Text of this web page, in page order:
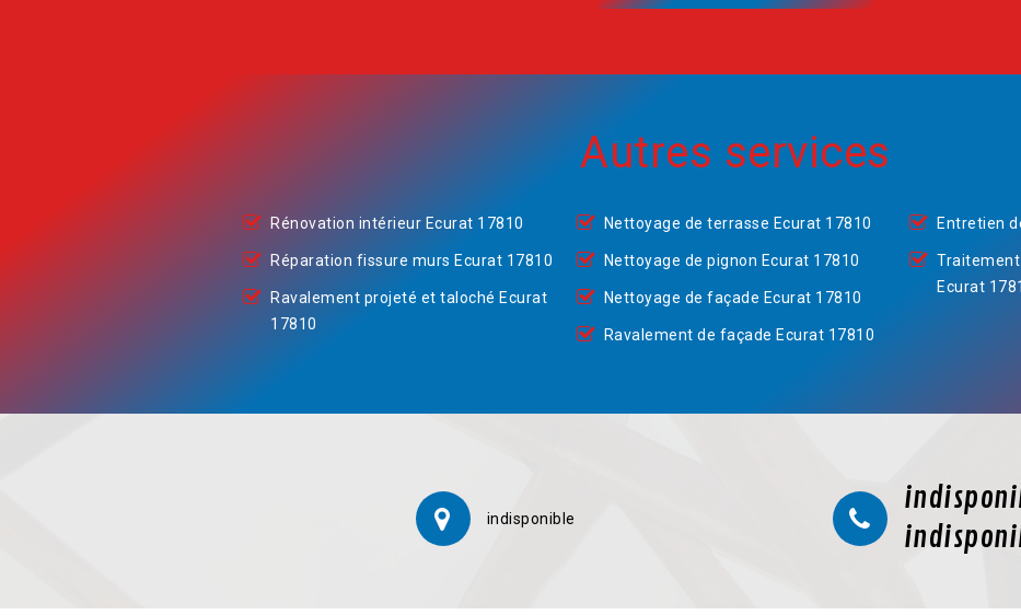
Autres services
Rénovation intérieur Ecurat 17810
Réparation fissure murs Ecurat 17810
Ravalement projeté et taloché Ecurat
17810
Nettoyage de terrasse Ecurat 17810
Nettoyage de pignon Ecurat 17810
Nettoyage de façade Ecurat 17810
Ravalement de façade Ecurat 17810
Entretien
Ecurat
indisponible